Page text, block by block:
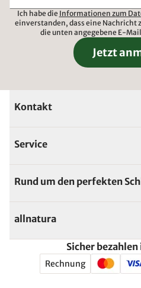
Ich habe die Informationen zum
einverstanden, dass eine Nachricht
die unten angegebene E-
Jetzt
Kontakt
Service
Rund um den perfekten
allnatura
Sicher
Rechnung